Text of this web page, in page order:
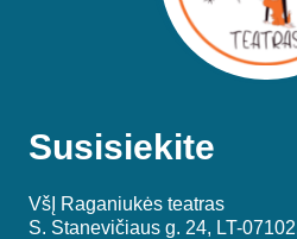
Susisiekite
VšĮ Raganiukės teatras
S. Stanevičiaus g. 24, LT-